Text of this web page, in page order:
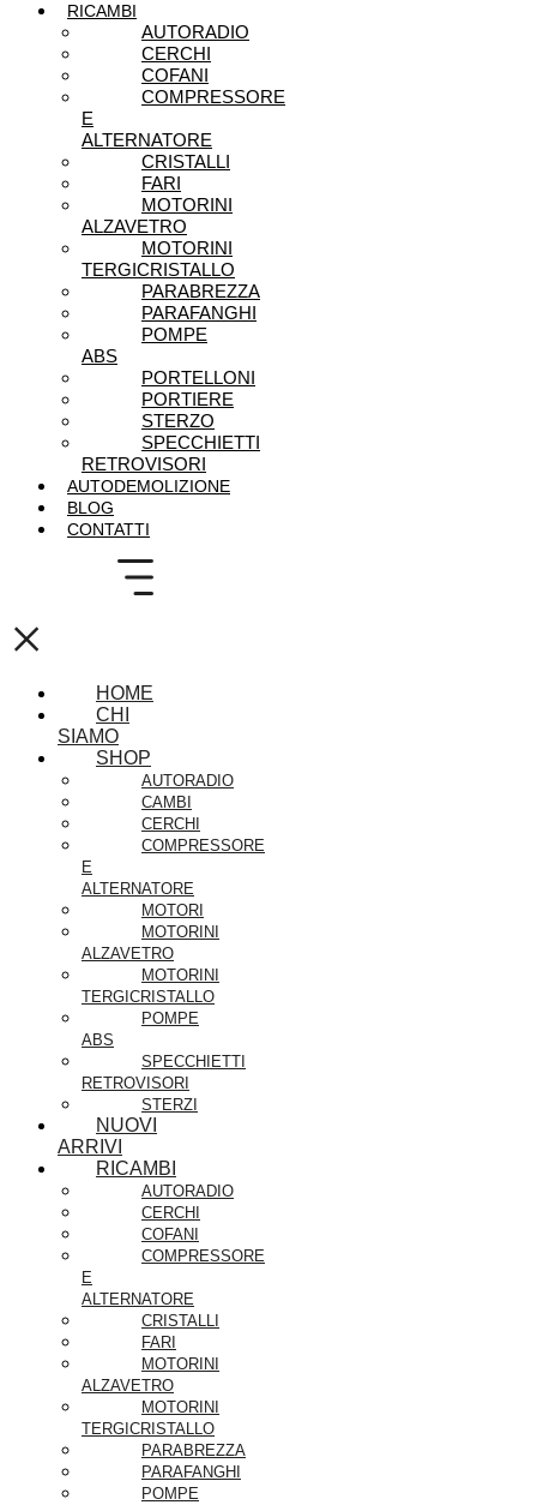
RICAMBI
AUTORADIO
CERCHI
COFANI
COMPRESSORE
E
ALTERNATORE
CRISTALLI
FARI
MOTORINI
ALZAVETRO
MOTORINI
TERGICRISTALLO
PARABREZZA
PARAFANGHI
POMPE
ABS
PORTELLONI
PORTIERE
STERZO
SPECCHIETTI
RETROVISORI
AUTODEMOLIZIONE
BLOG
CONTATTI
×
HOME
CHI
SIAMO
SHOP
AUTORADIO
CAMBI
CERCHI
COMPRESSORE
E
ALTERNATORE
MOTORI
MOTORINI
ALZAVETRO
MOTORINI
TERGICRISTALLO
POMPE
ABS
SPECCHIETTI
RETROVISORI
STERZI
NUOVI
ARRIVI
RICAMBI
AUTORADIO
CERCHI
COFANI
COMPRESSORE
E
ALTERNATORE
CRISTALLI
FARI
MOTORINI
ALZAVETRO
MOTORINI
TERGICRISTALLO
PARABREZZA
PARAFANGHI
POMPE